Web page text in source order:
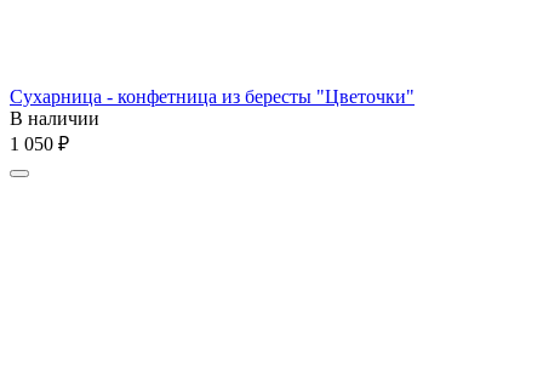
Сухарница - конфетница из бересты "Цветочки"
В наличии
1 050 ₽